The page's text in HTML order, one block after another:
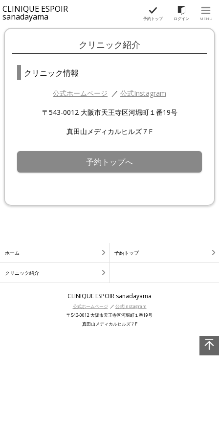
CLINIQUE ESPOIR
sanadayama 予約トップ ログイン MENU
クリニック紹介
クリニック情報
公式ホームページ ／ 公式Instagram
〒543-0012 大阪市天王寺区河堀町１番19号
真田山メディカルヒルズ７F
予約トップへ
ホーム 予約トップ
クリニック紹介
CLINIQUE ESPOIR sanadayama
公式ホームページ ／ 公式Instagram
〒543-0012 大阪市天王寺区河堀町１番19号
真田山メディカルヒルズ７F